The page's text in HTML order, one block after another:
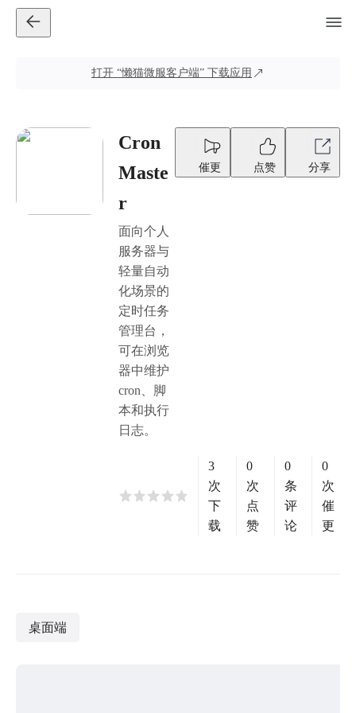
打开 “懒猫微服客户端” 下载应用
Cron
Maste
r
面向个人
服务器与
轻量自动
化场景的
定时任务
管理台，
可在浏览
器中维护
cron、脚
本和执行
日志。
催更 点赞 分享
3
次
下
载
0
次
点
赞
0
条
评
论
0
次
催
更
桌面端